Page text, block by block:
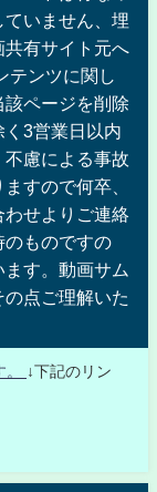
いません、埋
共有サイト元へ
テンツに関し
ページを削除
く3営業日以内
慮による事故
すので何卒、
わせよりご連絡
のものですの
す。動画サム
点ご理解いた
。
↓下記のリン